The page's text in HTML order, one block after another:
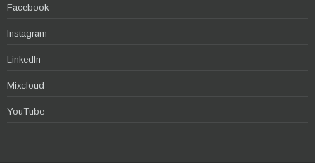
Facebook
Instagram
LinkedIn
Mixcloud
YouTube